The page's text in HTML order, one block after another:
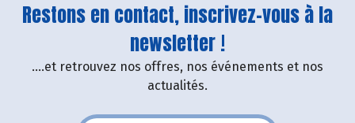
Restons en contact, inscrivez-vous à la
newsletter !
....et retrouvez nos offres, nos événements et nos
actualités.